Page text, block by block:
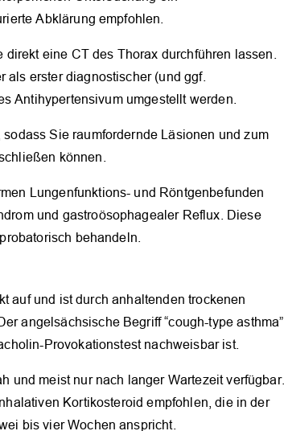
Abklärung empfohlen.
eine CT des Thorax durchführen lassen.
als erster diagnostischer (und ggf.
Antihypertensivum umgestellt werden.
Sie raumfordernde Läsionen und zum
können.
Lungenfunktions- und Röntgenbefunden
und gastroösophagealer Reflux. Diese
behandeln.
auf und ist durch anhaltenden trockenen
angelsächsische Begriff “cough-type asthma”
Provokationstest nachweisbar ist.
und meist nur nach langer Wartezeit verfügbar.
Kortikosteroid empfohlen, die in der
bis vier Wochen anspricht.